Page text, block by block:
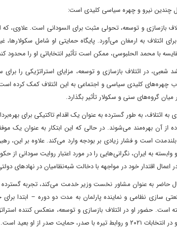
چندین نیرو و چهره سیاسی کلیدی است:
ائتلاف به ارمغان می‌آورد. پایگاه حمایتی او شامل سکولارها،
با محمد الحلبوسی، ممکن است تأثیر انتخاباتی او را محدود
شعبی، در ائتلاف بازسازی و توسعه، مزایای استراتژیکی را
چهره‌های کلیدی سیاسی و اجتماعی به این ائتلاف کمک کرده
گروه‌های سنی و سکولار تأثیر بگذارد.
به ائتلاف، به طور گسترده به عنوان یک اقدام تاکتیکی برای
اکنون بیش از ۲.۱۵ میلیون خانواده از آن بهره‌مند می‌شوند. در حالی که این ابتکار به
است و فشار زیادی بر بودجه وارد می‌کند. علاوه بر این،
به ایران، نگرانی‌هایی را در مورد اعتبار روایت سودانی از
اعمال اقتدار خود در مواجهه با دخالت شبه‌نظامیان در نهادهای
حاضر به عنوان مشاور نخست وزیر خدمت می‌کند، تجربه گسترده
سازی نظامی و نماینده پارلمان به مدت دو دوره – ابتدا
حضور او در ائتلاف بازسازی و توسعه، منعکس کننده
صدر از او بعید است.